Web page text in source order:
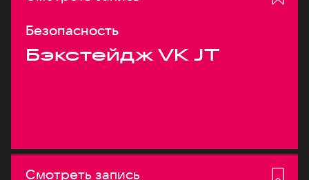
Безопасность
Бэкстейдж VK JT
Смотреть запись